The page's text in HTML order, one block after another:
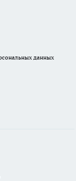
данных